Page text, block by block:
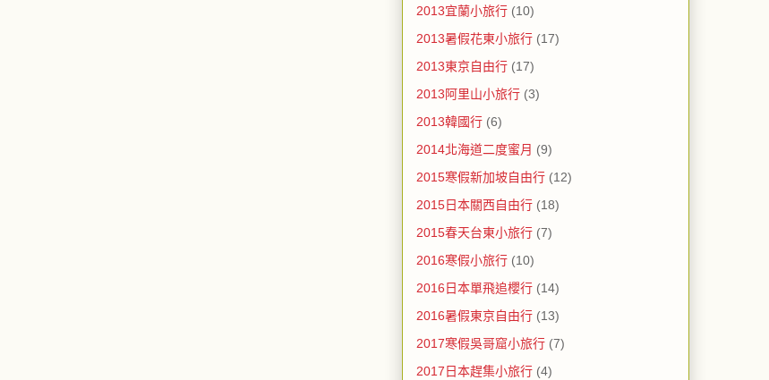
2013宜蘭小旅行 (10)
2013暑假花東小旅行 (17)
2013東京自由行 (17)
2013阿里山小旅行 (3)
2013韓國行 (6)
2014北海道二度蜜月 (9)
2015寒假新加坡自由行 (12)
2015日本關西自由行 (18)
2015春天台東小旅行 (7)
2016寒假小旅行 (10)
2016日本單飛追櫻行 (14)
2016暑假東京自由行 (13)
2017寒假吳哥窟小旅行 (7)
2017日本趕集小旅行 (4)